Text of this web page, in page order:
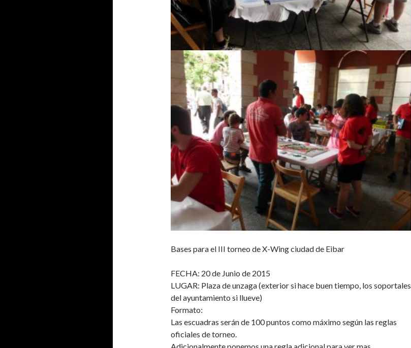
Bases para el III torneo de X-Wing ciudad de Eibar
FECHA: 20 de Junio de 2015
LUGAR: Plaza de unzaga (exterior si hace buen tiempo, los soportales
del ayuntamiento si llueve)
Formato:
Las escuadras serán de 100 puntos como máximo según las reglas
oficiales de torneo.